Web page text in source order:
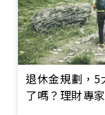
退休金規劃，5
了嗎？理財專